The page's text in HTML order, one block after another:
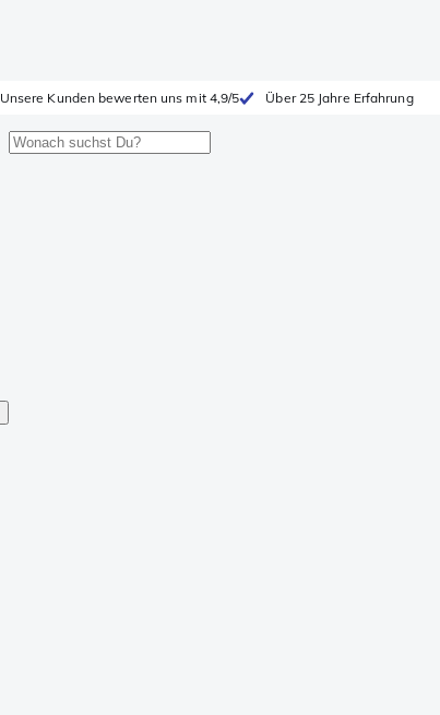
Unsere Kunden bewerten uns mit 4,9/5 Über 25 Jahre Erfahrung